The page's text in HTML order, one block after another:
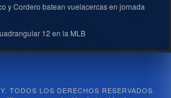
y Cordero batean vuelacercas en jornada
12 en la MLB
TODOS LOS DERECHOS RESERVADOS.